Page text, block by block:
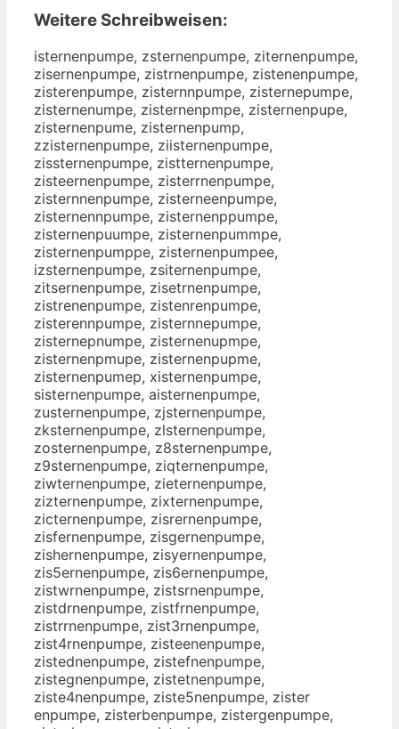
Weitere Schreibweisen:
isternenpumpe, zsternenpumpe, ziternenpumpe,
zisernenpumpe, zistrnenpumpe, zistenenpumpe,
zisterenpumpe, zisternnpumpe, zisternepumpe,
zisternenumpe, zisternenpmpe, zisternenpupe,
zisternenpume, zisternenpump,
zzisternenpumpe, ziisternenpumpe,
zissternenpumpe, zistternenpumpe,
zisteernenpumpe, zisterrnenpumpe,
zisternnenpumpe, zisterneenpumpe,
zisternennpumpe, zisternenppumpe,
zisternenpuumpe, zisternenpummpe,
zisternenpumppe, zisternenpumpee,
izsternenpumpe, zsiternenpumpe,
zitsernenpumpe, zisetrnenpumpe,
zistrenenpumpe, zistenrenpumpe,
zisterennpumpe, zisternnepumpe,
zisternepnumpe, zisternenupmpe,
zisternenpmupe, zisternenpupme,
zisternenpumep, xisternenpumpe,
sisternenpumpe, aisternenpumpe,
zusternenpumpe, zjsternenpumpe,
zksternenpumpe, zlsternenpumpe,
zosternenpumpe, z8sternenpumpe,
z9sternenpumpe, ziqternenpumpe,
ziwternenpumpe, zieternenpumpe,
zizternenpumpe, zixternenpumpe,
zicternenpumpe, zisrernenpumpe,
zisfernenpumpe, zisgernenpumpe,
zishernenpumpe, zisyernenpumpe,
zis5ernenpumpe, zis6ernenpumpe,
zistwrnenpumpe, zistsrnenpumpe,
zistdrnenpumpe, zistfrnenpumpe,
zistrrnenpumpe, zist3rnenpumpe,
zist4rnenpumpe, zisteenenpumpe,
zistednenpumpe, zistefnenpumpe,
zistegnenpumpe, zistetnenpumpe,
ziste4nenpumpe, ziste5nenpumpe, zister
enpumpe, zisterbenpumpe, zistergenpumpe,